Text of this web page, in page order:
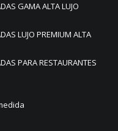
GAMA ALTA LUJO
LUJO PREMIUM ALTA
PARA RESTAURANTES